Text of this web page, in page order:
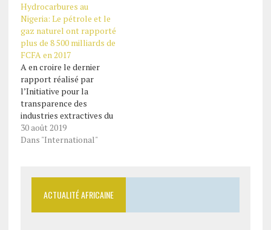
sociétés d'exploitation
pétrolière. Les réserves
de ce gisement sont
estimées à quelque 359
millions de barils et
peuvent quadrupler la
production du pays. …
Hydrocarbures au
Nigeria: Le pétrole et le
gaz naturel ont rapporté
plus de 8 500 milliards de
FCFA en 2017
A en croire le dernier
rapport réalisé par
l’Initiative pour la
transparence des
industries extractives du
Nigeria (NEITI), la
commercialisation de
dollars, en 2017, soit plus
de 8 500 milliards de
FCFA. Ce qui equivaut a
environ 240,9 millions de
30 août 2019
Dans "International"
ACTUALITÉ AFRICAINE